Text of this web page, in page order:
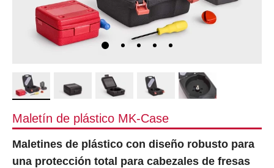
Maletín de plástico MK-Case
Maletines de plástico con diseño robusto para
una protección total para cabezales de fresas